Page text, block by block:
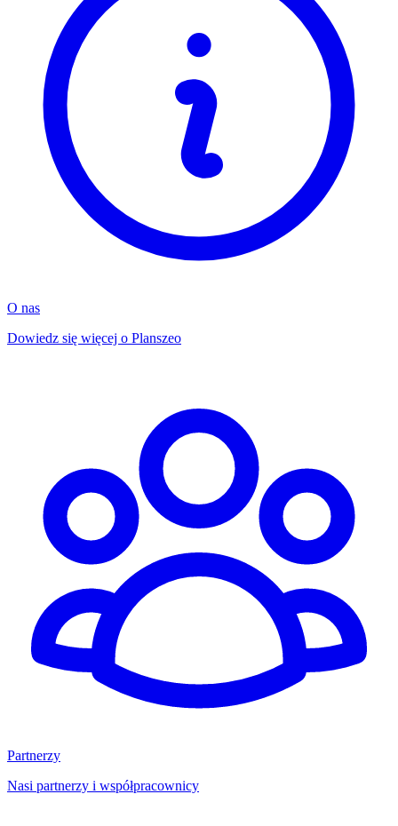
O nas
Dowiedz się więcej o Planszeo
Partnerzy
Nasi partnerzy i współpracownicy